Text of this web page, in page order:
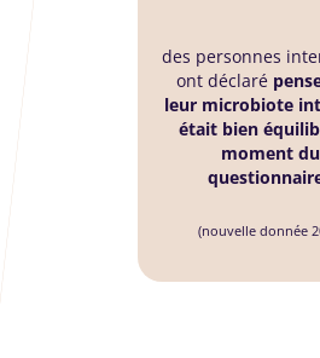
des personnes
ont déclaré
leur microbiote
était bien
moment du
(nouvelle donnée